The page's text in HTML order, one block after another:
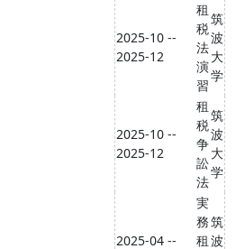
2025-10 --
2025-12
租
税
法
演
習
筑
波
大
学
2025-10 --
2025-12
租
税
争
訟
法
筑
波
大
学
2025-04 --
実
務
租
筑
波